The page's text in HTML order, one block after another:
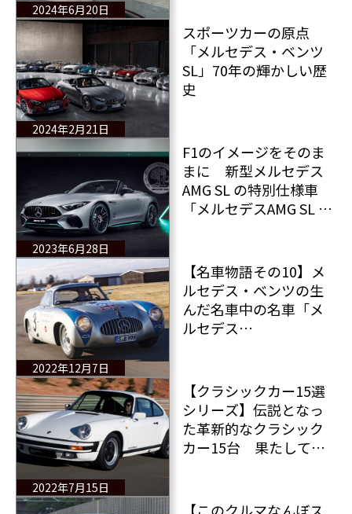
2024年6月20日
とも安い？
2024年2月21日
スポーツカーの原点
「メルセデス・ベンツ
SL」70年の輝かしい歴
史
2023年6月28日
F1のイメージをそのま
まに 新型メルセデス
AMG SL の特別仕様車
「メルセデスAMG SL 63
売
2022年12月7日
【名車物語その10】メ
ルセデス・ベンツの生
んだ名車中の名車「メ
ルセデス
イコンレーシングカー
＆世界的文化遺産
2022年7月15日
【クラシックカー15選
シリーズ】伝説となっ
た革新的なクラシック
カー15台 果たしてそ
【このクルマなんぼス